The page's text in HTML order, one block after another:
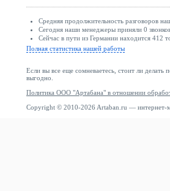
Средняя продолжительность разговоров
Сегодня наши менеджеры приняли 0
Сейчас в пути из Германии находится 412
Полная статистика нашей работы
Если вы все еще сомневаетесь, стоит ли делать
выгодно.
Политика ООО "Артабана" в отношении
Copyright © 2010-2026 Artaban.ru — интернет-